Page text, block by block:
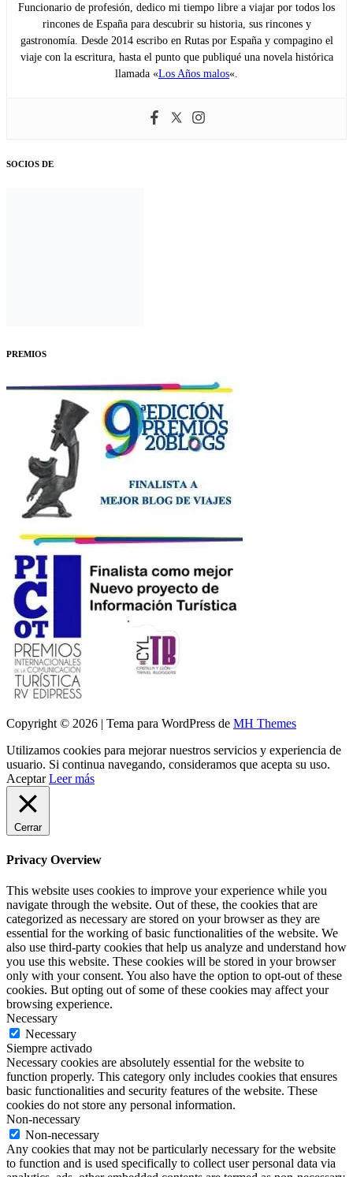
Funcionario de profesión, dedico mi tiempo libre a viajar por todos los
rincones de España para descubrir su historia, sus rincones y
gastronomía. Desde 2014 escribo en Rutas por España y compagino el
viaje con la escritura, hasta el punto que publiqué una novela histórica
llamada «Los Años malos«.
SOCIOS DE
PREMIOS
Copyright © 2026 | Tema para WordPress de MH Themes
Utilizamos cookies para mejorar nuestros servicios y experiencia de
usuario. Si continua navegando, consideramos que acepta su uso.
Aceptar Leer más
Cerrar
Privacy Overview
This website uses cookies to improve your experience while you
navigate through the website. Out of these, the cookies that are
categorized as necessary are stored on your browser as they are
essential for the working of basic functionalities of the website. We
also use third-party cookies that help us analyze and understand how
you use this website. These cookies will be stored in your browser
only with your consent. You also have the option to opt-out of these
cookies. But opting out of some of these cookies may affect your
browsing experience.
Necessary
Necessary
Siempre activado
Necessary cookies are absolutely essential for the website to
function properly. This category only includes cookies that ensures
basic functionalities and security features of the website. These
cookies do not store any personal information.
Non-necessary
Non-necessary
Any cookies that may not be particularly necessary for the website
to function and is used specifically to collect user personal data via